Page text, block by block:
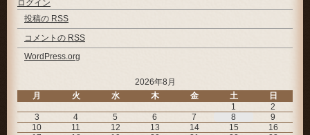
ログイン
投稿の RSS
コメントの RSS
WordPress.org
2026年8月
月
火 水 木 金 土 日
1
2
3
4 5 6 7 8
9
10
11 12 13 14 15
16